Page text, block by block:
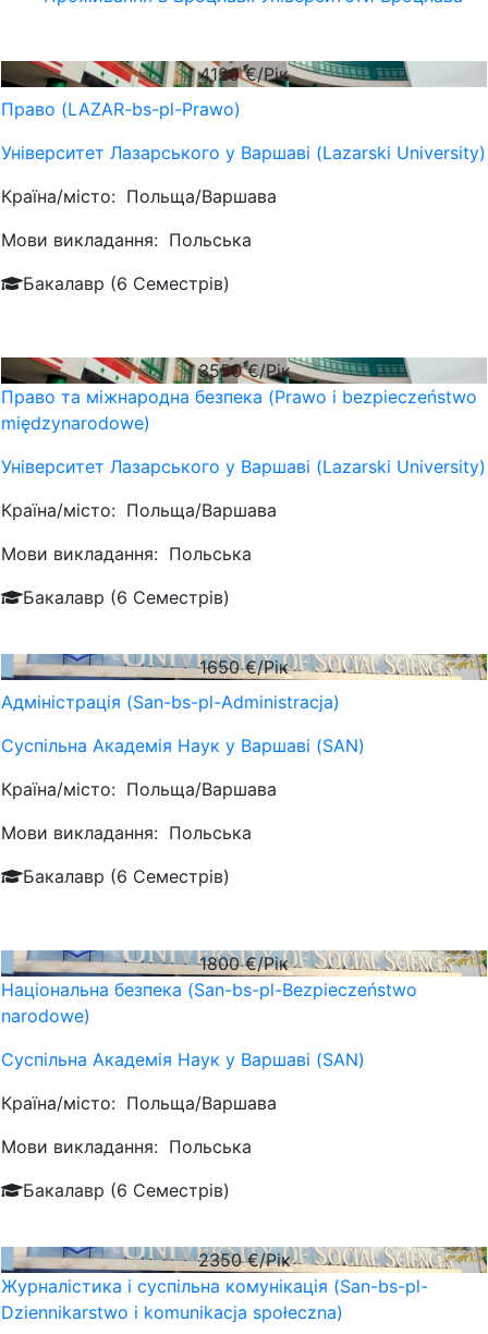
4120€/Рік
Право (LAZAR-bs-pl-Prawo)
Університет Лазарського у Варшаві (Lazarski University)
Країна/місто: Польща/Варшава
Мови викладання: Польська
Бакалавр (6 Семестрів)
3550€/Рік
Право та міжнародна безпека (Prawo i bezpieczeństwo
międzynarodowe)
Університет Лазарського у Варшаві (Lazarski University)
Країна/місто: Польща/Варшава
Мови викладання: Польська
Бакалавр (6 Семестрів)
1650€/Рік
Адміністрація (San-bs-pl-Administracja)
Суспільна Академія Наук у Варшаві (SAN)
Країна/місто: Польща/Варшава
Мови викладання: Польська
Бакалавр (6 Семестрів)
1800€/Рік
Національна безпека (San-bs-pl-Bezpieczeństwo
narodowe)
Суспільна Академія Наук у Варшаві (SAN)
Країна/місто: Польща/Варшава
Мови викладання: Польська
Бакалавр (6 Семестрів)
2350€/Рік
Журналістика і суспільна комунікація (San-bs-pl-
Dziennikarstwo i komunikacja społeczna)